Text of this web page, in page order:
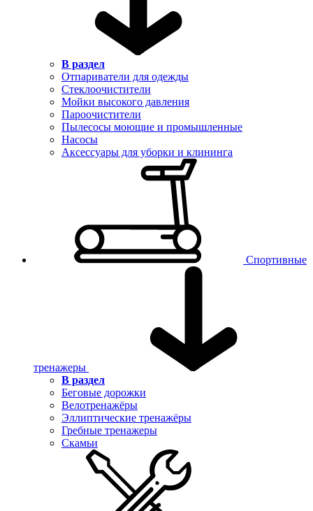
В раздел
Отпариватели для одежды
Стеклоочистители
Мойки высокого давления
Пароочистители
Пылесосы моющие и промышленные
Насосы
Аксессуары для уборки и клининга
Спортивные
тренажеры
В раздел
Беговые дорожки
Велотренажёры
Эллиптические тренажёры
Гребные тренажеры
Скамьи